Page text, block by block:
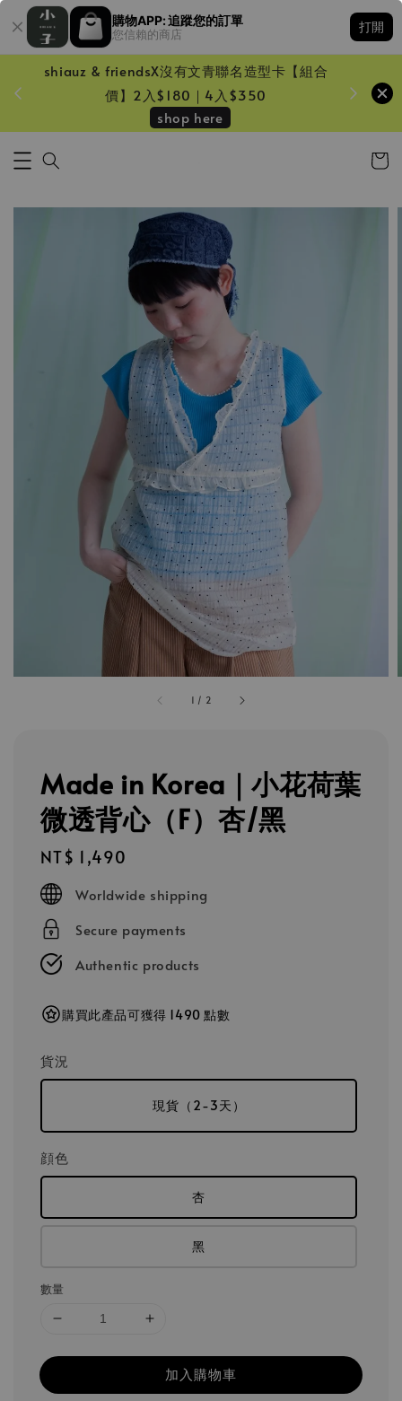
購物APP: 追蹤您的訂單
您信賴的商店
打開
shiauz & friendsX沒有文青聯名造型卡【組合
價】2入$180｜4入$350
shop here
1 / 2
Made in Korea｜小花荷葉
微透背心（F）杏/黑
Regular
price
NT$ 1,490
Worldwide shipping
Secure payments
Authentic products
購買此產品可獲得 1490 點數
貨況
現貨（2-3天）
顔色
杏
黑
數量
加入購物車